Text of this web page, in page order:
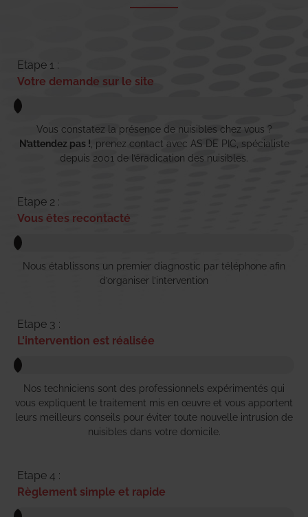
Etape 1 :
Votre demande sur le site
Vous constatez la présence de nuisibles chez vous ?
N’attendez pas ! , prenez contact avec AS DE PIC, spécialiste
depuis 2001 de l’éradication des nuisibles.
Etape 2 :
Vous êtes recontacté
Nous établissons un premier diagnostic par téléphone afin
d’organiser l’intervention
Etape 3 :
L'intervention est réalisée
Nos techniciens sont des professionnels expérimentés qui
vous expliquent le traitement mis en œuvre et vous apportent
leurs meilleurs conseils pour éviter toute nouvelle intrusion de
nuisibles dans votre domicile.
Etape 4 :
Règlement simple et rapide